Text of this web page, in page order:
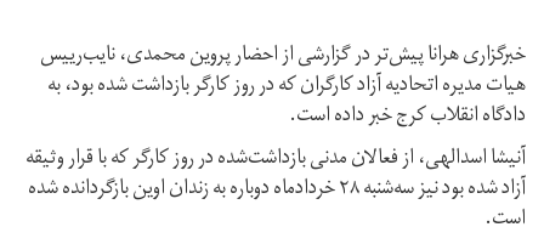
خبرگزاری هرانا پیش‌تر در گزارشی از احضار پروین محمدی، نایب‌رییس
هیات مدیره اتحادیه آزاد کارگران که در روز کارگر بازداشت‌ شده بود، به
دادگاه انقلاب کرج خبر داده است.
آنیشا اسدالهی،‌ از فعالان مدنی بازداشت‌شده در روز کارگر که با قرار وثیقه
آزاد شده بود نیز سه‌شنبه ۲۸ خردادماه دوباره به زندان اوین بازگردانده شده
است.